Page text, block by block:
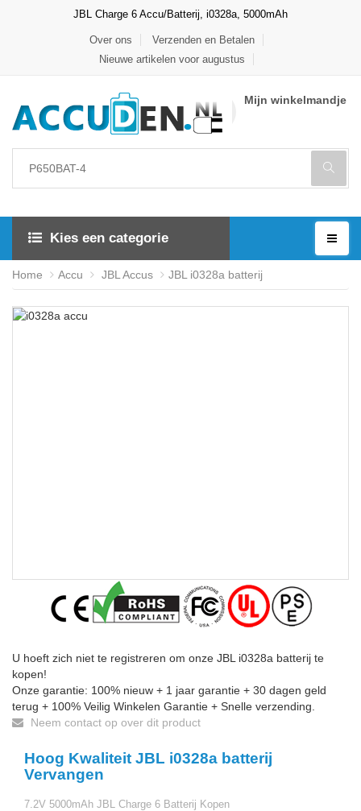
JBL Charge 6 Accu/Batterij, i0328a, 5000mAh
Over ons
Verzenden en Betalen
Nieuwe artikelen voor augustus
Mijn winkelmandje
Kies een categorie
Home Accu JBL Accus JBL i0328a batterij
U hoeft zich niet te registreren om onze JBL i0328a batterij te
kopen!
Onze garantie: 100% nieuw + 1 jaar garantie + 30 dagen geld
terug + 100% Veilig Winkelen Garantie + Snelle verzending.
Neem contact op over dit product
Hoog Kwaliteit JBL i0328a batterij
Vervangen
7.2V 5000mAh JBL Charge 6 Batterij Kopen